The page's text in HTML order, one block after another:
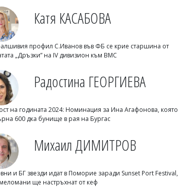
Катя КАСАБОВА
профил С.Иванов във ФБ се крие старшина от
„Дръзки” на IV дивизион към ВМС
Радостина ГЕОРГИЕВА
на годината 2024: Номинация за Ина Агафонова, която
600 дка бунище в рая на Бургас
Михаил ДИМИТРОВ
и БГ звезди идат в Поморие заради Sunset Port Festival,
ще настръхнат от кеф